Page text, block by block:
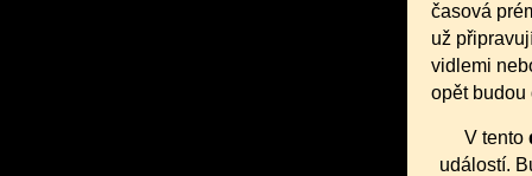
časová
už
vidlemi
opět budou
V tento
událostí.